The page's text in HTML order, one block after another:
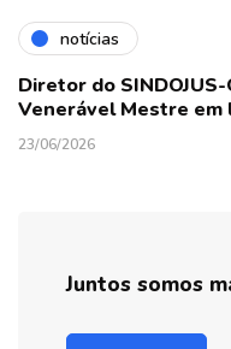
notícias
Diretor do
Venerável Mestre em
23/06/2026
Juntos somos